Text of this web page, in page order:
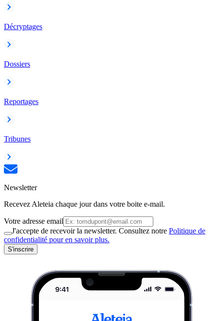
Décryptages
Dossiers
Reportages
Tribunes
Newsletter
Recevez Aleteia chaque jour dans votre boite e-mail.
Votre adresse email
J'accepte de recevoir la newsletter. Consultez notre Politique de
confidentialité pour en savoir plus.
S'inscrire